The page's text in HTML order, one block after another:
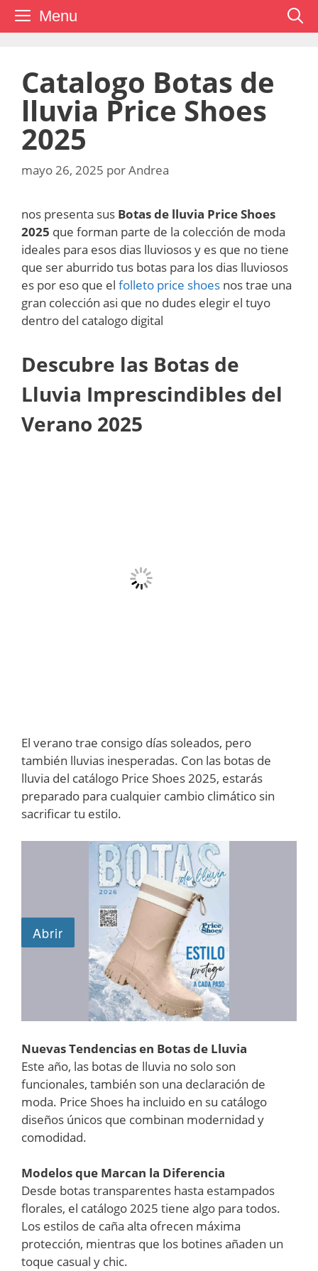
Saltar Menu
Catalogo Botas de
lluvia Price Shoes
2025
mayo 26, 2025 porAndrea
nos presenta sus Botas de lluvia Price Shoes
2025 que forman parte de la colección de moda
ideales para esos dias lluviosos y es que no tiene
que ser aburrido tus botas para los dias lluviosos
es por eso que el folleto price shoes nos trae una
gran colección asi que no dudes elegir el tuyo
dentro del catalogo digital
Descubre las Botas de
Lluvia Imprescindibles del
Verano 2025
El verano trae consigo días soleados, pero
también lluvias inesperadas. Con las botas de
lluvia del catálogo Price Shoes 2025, estarás
preparado para cualquier cambio climático sin
sacrificar tu estilo.
Nuevas Tendencias en Botas de Lluvia
Este año, las botas de lluvia no solo son
funcionales, también son una declaración de
moda. Price Shoes ha incluido en su catálogo
diseños únicos que combinan modernidad y
comodidad.
Modelos que Marcan la Diferencia
Desde botas transparentes hasta estampados
florales, el catálogo 2025 tiene algo para todos.
Los estilos de caña alta ofrecen máxima
protección, mientras que los botines añaden un
toque casual y chic.